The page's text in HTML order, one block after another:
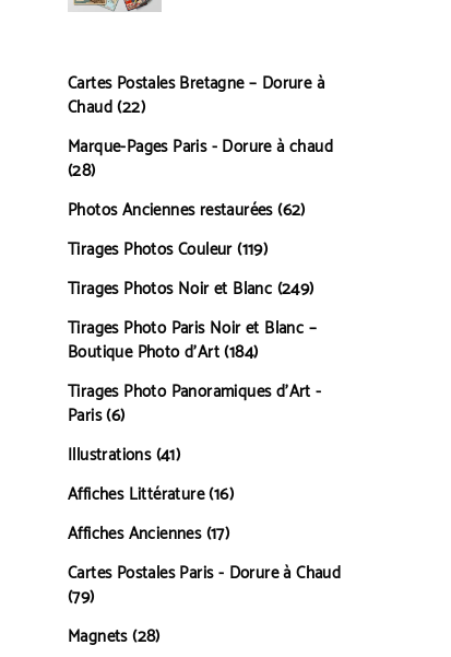
Cartes Postales Bretagne – Dorure à
Chaud 2222 produits
Marque-Pages Paris - Dorure à chaud
2828 produits
Photos Anciennes restaurées 6262 produits
Tirages Photos Couleur 119119 produits
Tirages Photos Noir et Blanc 249249 produits
Tirages Photo Paris Noir et Blanc –
Boutique Photo d’Art 184184 produits
Tirages Photo Panoramiques d’Art -
Paris 66 produits
Illustrations 4141 produits
Affiches Littérature 1616 produits
Affiches Anciennes 1717 produits
Cartes Postales Paris - Dorure à Chaud
7979 produits
Magnets 2828 produits